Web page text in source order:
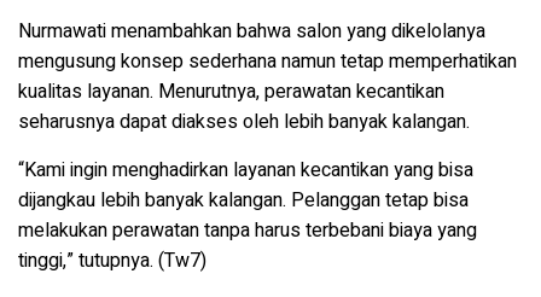
Nurmawati menambahkan bahwa salon yang dikelolanya
mengusung konsep sederhana namun tetap memperhatikan
kualitas layanan. Menurutnya, perawatan kecantikan
seharusnya dapat diakses oleh lebih banyak kalangan.
“Kami ingin menghadirkan layanan kecantikan yang bisa
dijangkau lebih banyak kalangan. Pelanggan tetap bisa
melakukan perawatan tanpa harus terbebani biaya yang
tinggi,” tutupnya. (Tw7)